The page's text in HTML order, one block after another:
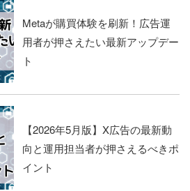
Metaが購買体験を刷新！広告運
用者が押さえたい最新アップデー
ト
【2026年5月版】X広告の最新動
向と運用担当者が押さえるべきポ
イント